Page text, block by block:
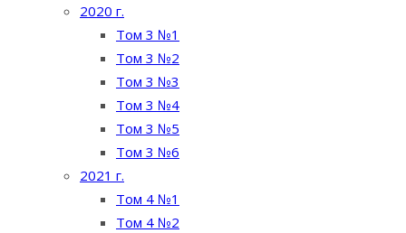
2020 г.
Том 3 №1
Том 3 №2
Том 3 №3
Том 3 №4
Том 3 №5
Том 3 №6
2021 г.
Том 4 №1
Том 4 №2